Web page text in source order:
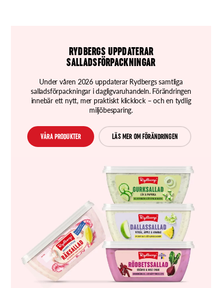
RYDBERGS UPPDATERAR
SALLADSFÖRPACKNINGAR
Under våren 2026 uppdaterar Rydbergs samtliga
salladsförpackningar i dagligvaruhandeln. Förändringen
innebär ett nytt, mer praktiskt klicklock – och en tydlig
miljöbesparing.
VÅRA PRODUKTER LÄS MER OM FÖRÄNDRINGEN